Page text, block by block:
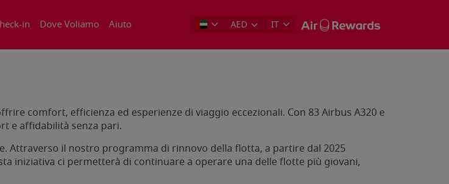
AED IT
in Dove Voliamo Aiuto
comfort, efficienza ed esperienze di viaggio eccezionali. Con 83 Airbus A320 e
e affidabilità senza pari.
Attraverso il nostro programma di rinnovo della flotta, a partire dal 2025
iniziativa ci permetterà di continuare a operare una delle flotte più giovani,